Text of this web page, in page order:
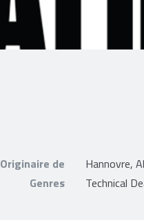
Originaire de
Hannovre,
Genres
Technical